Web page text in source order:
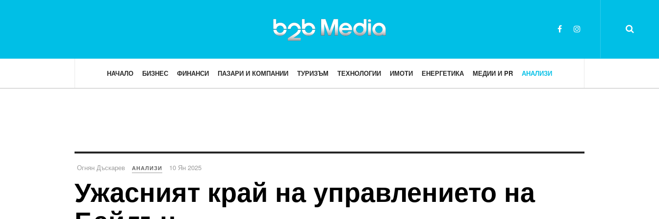
НАЧАЛО БИЗНЕС ФИНАНСИ ПАЗАРИ И КОМПАНИИ ТУРИЗЪМ ТЕХНОЛОГИИ ИМОТИ ЕНЕРГЕТИКА МЕДИИ И PR АНАЛИЗИ
Огнян Дъскарев АНАЛИЗИ 10 Ян 2025
Ужасният край на управлението на